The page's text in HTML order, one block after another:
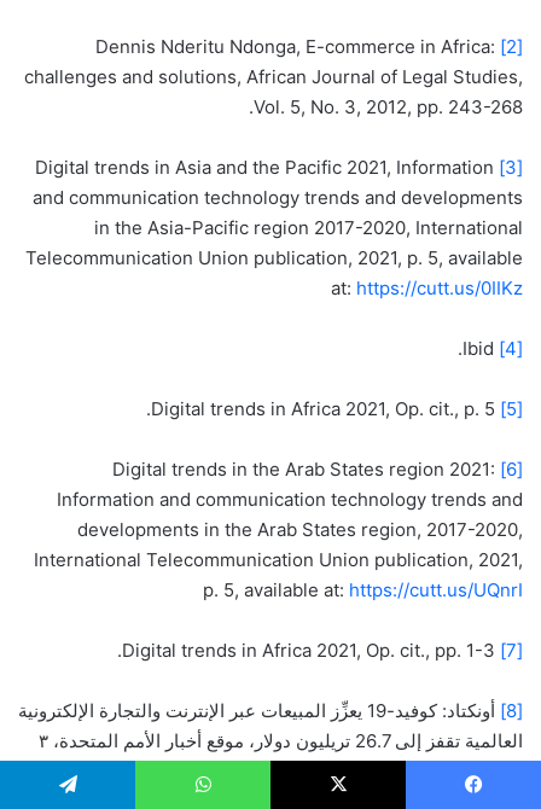
[2]
Dennis Nderitu Ndonga, E-commerce in Africa:
challenges and solutions, African Journal of Legal Studies,
Vol. 5, No. 3, 2012, pp. 243-268.
[3]
Digital trends in Asia and the Pacific 2021, Information
and communication technology trends and developments
in the Asia-Pacific region 2017-2020, International
Telecommunication Union publication, 2021, p. 5, available
at: https://cutt.us/0IIKz
[4]
[5]
[6]
Digital trends in the Arab States region 2021:
Information and communication technology trends and
developments in the Arab States region, 2017-2020,
International Telecommunication Union publication, 2021,
p. 5, available at: https://cutt.us/UQnrI
[7]
[8]
أونكتاد: كوفيد-19 يعزِّز المبيعات عبر الإنترنت والتجارة الإلكترونية
العالمية تقفز إلى 26.7 تريليون دولار، موقع أخبار الأمم المتحدة، ٣